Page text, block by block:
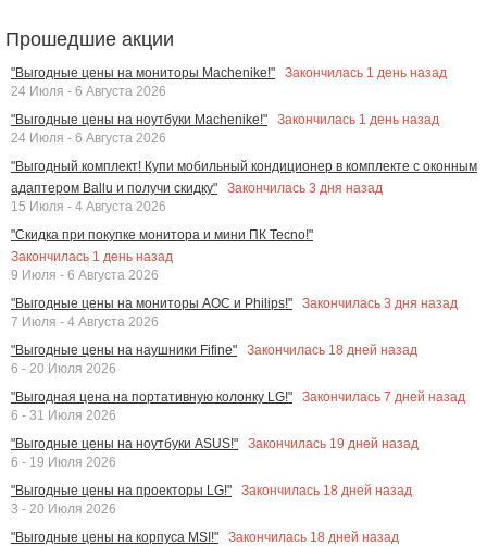
Прошедшие акции
"Выгодные цены на мониторы Machenike!" Закончилась 1 день назад
24 Июля - 6 Августа 2026
"Выгодные цены на ноутбуки Machenike!"
Закончилась 1 день назад
24 Июля - 6 Августа 2026
"Выгодный комплект! Купи мобильный кондиционер в комплекте с оконным
адаптером Ballu и получи скидку"
Закончилась 3 дня назад
15 Июля - 4 Августа 2026
"Скидка при покупке монитора и мини ПК Tecno!"
Закончилась 1 день назад
9 Июля - 6 Августа 2026
"Выгодные цены на мониторы AOC и Philips!"
Закончилась 3 дня назад
7 Июля - 4 Августа 2026
"Выгодные цены на наушники Fifine"
Закончилась 18 дней назад
6 - 20 Июля 2026
"Выгодная цена на портативную колонку LG!"
Закончилась 7 дней назад
6 - 31 Июля 2026
"Выгодные цены на ноутбуки ASUS!"
Закончилась 19 дней назад
6 - 19 Июля 2026
"Выгодные цены на проекторы LG!"
Закончилась 18 дней назад
3 - 20 Июля 2026
"Выгодные цены на корпуса MSI!"
Закончилась 18 дней назад